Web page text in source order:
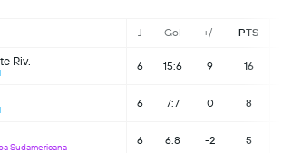
J Gol +/- PTS
Riv. 6 15:6 9 16
6 7:7 0 8
Sudamericana
6 6:8 -2 5